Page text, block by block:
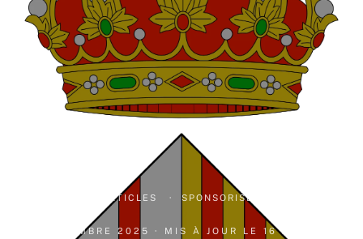
ARTICLES · SPONSORISÉ
30 DÉCEMBRE 2025 · MIS À JOUR LE 16 JUIN